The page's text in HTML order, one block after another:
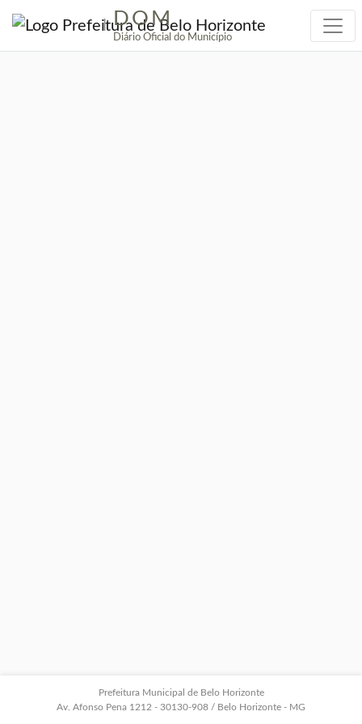
| DOM
Diário Oficial do Município
Prefeitura Municipal de Belo Horizonte
Av. Afonso Pena 1212 - 30130-908 / Belo Horizonte - MG